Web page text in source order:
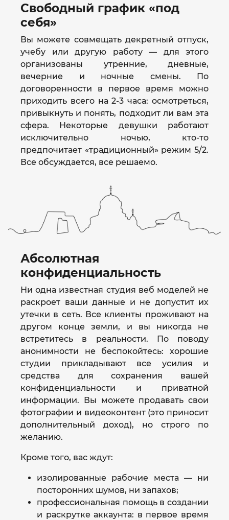
Свободный график «под
себя»
Вы можете совмещать декретный отпуск,
учебу или другую работу — для этого
организованы утренние, дневные,
вечерние и ночные смены. По
договоренности в первое время можно
приходить всего на 2-3 часа: осмотреться,
привыкнуть и понять, подходит ли вам эта
сфера. Некоторые девушки работают
исключительно ночью, кто-то
предпочитает «традиционный» режим 5/2.
Все обсуждается, все решаемо.
Абсолютная
конфиденциальность
Ни одна известная студия веб моделей не
раскроет ваши данные и не допустит их
утечки в сеть. Все клиенты проживают на
другом конце земли, и вы никогда не
встретитесь в реальности. По поводу
анонимности не беспокойтесь: хорошие
студии прикладывают все усилия и
средства для сохранения вашей
конфиденциальности и приватной
информации. Вы можете продавать свои
фотографии и видеоконтент (это приносит
дополнительный доход), но строго по
желанию.
Кроме того, вас ждут:
изолированные рабочие места — ни
посторонних шумов, ни запахов;
профессиональная помощь в создании
и раскрутке аккаунта: в первое время